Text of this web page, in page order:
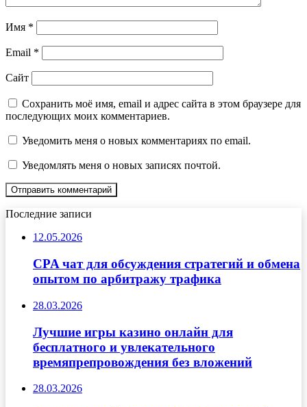
Имя *
Email *
Сайт
Сохранить моё имя, email и адрес сайта в этом браузере для
последующих моих комментариев.
Уведомить меня о новых комментариях по email.
Уведомлять меня о новых записях почтой.
Последние записи
12.05.2026
CPA чат для обсуждения стратегий и обмена
опытом по арбитражу трафика
28.03.2026
Лучшие игры казино онлайн для
бесплатного и увлекательного
времяпрепровождения без вложений
28.03.2026